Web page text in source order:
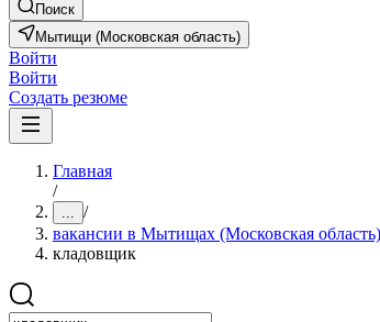
Поиск
Мытищи (Московская область)
Войти
Войти
Создать резюме
Главная
/
... /
вакансии в Мытищах (Московская область)
кладовщик